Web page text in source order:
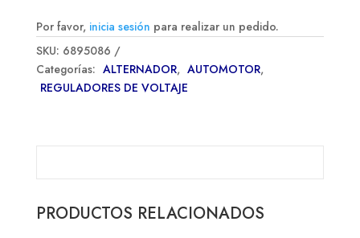
Por favor, inicia sesión para realizar un pedido.
SKU: 6895086
Categorías: ALTERNADOR, AUTOMOTOR,
REGULADORES DE VOLTAJE
PRODUCTOS RELACIONADOS